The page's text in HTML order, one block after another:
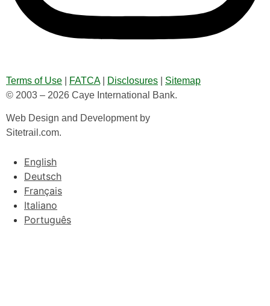
Terms of Use FATCA| Disclosures
Sitemap
© 2003 – 2026 Caye International Bank.
Web Design and Development by
Sitetrail.com.
English
Deutsch
Français
Italiano
Português